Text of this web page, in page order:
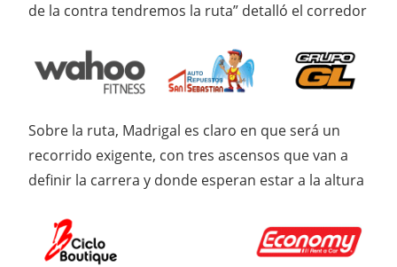
de la contra tendremos la ruta” detalló el corredor
Sobre la ruta, Madrigal es claro en que será un
recorrido exigente, con tres ascensos que van a
definir la carrera y donde esperan estar a la altura